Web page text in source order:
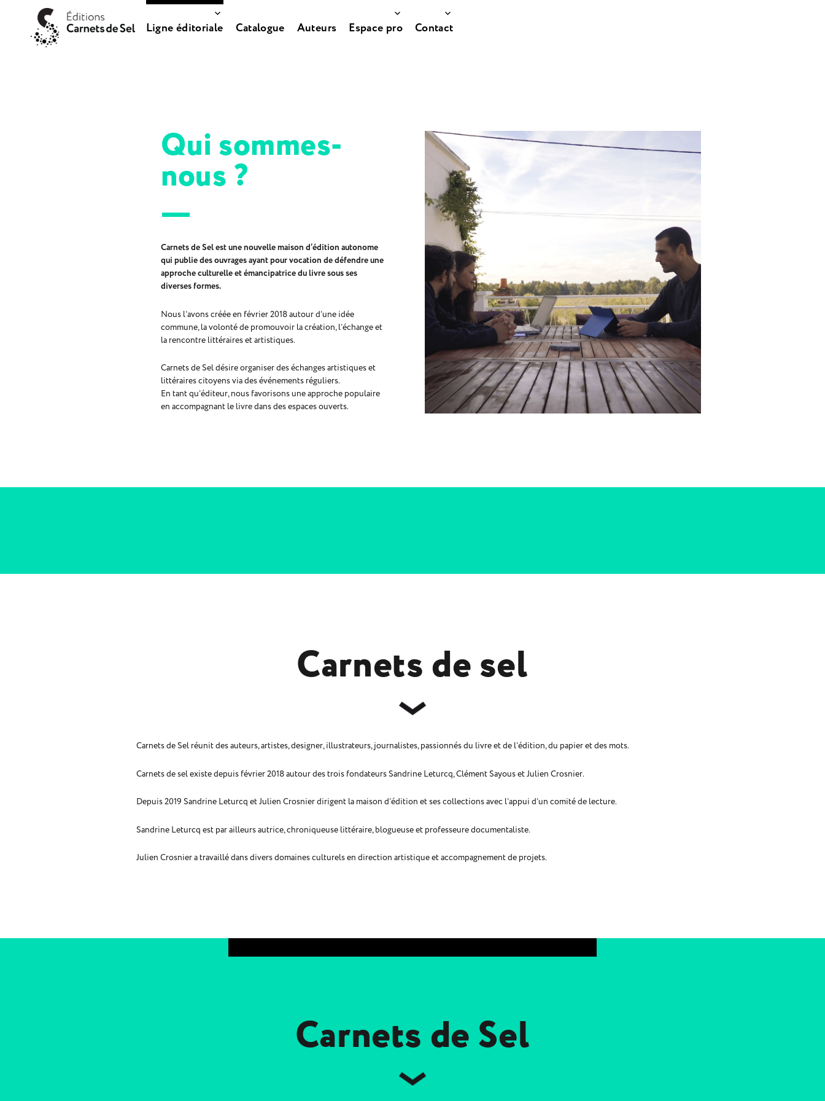
Ligne éditoriale Catalogue Auteurs Espace pro Contact
Qui sommes-
nous ?
Carnets de Sel est une nouvelle maison d’édition autonome
qui publie des ouvrages ayant pour vocation de défendre une
approche culturelle et émancipatrice du livre sous ses
diverses formes.
Nous l’avons créée en février 2018 autour d’une idée
commune, la volonté de promouvoir la création, l’échange et
la rencontre littéraires et artistiques.
Carnets de Sel désire organiser des échanges artistiques et
littéraires citoyens via des événements réguliers.
En tant qu’éditeur, nous favorisons une approche populaire
en accompagnant le livre dans des espaces ouverts.
Carnets de sel
Carnets de Sel réunit des auteurs, artistes, designer, illustrateurs, journalistes, passionnés du livre et de l’édition, du papier et des mots.
Carnets de sel existe depuis février 2018 autour des trois fondateurs Sandrine Leturcq, Clément Sayous et Julien Crosnier.
Depuis 2019 Sandrine Leturcq et Julien Crosnier dirigent la maison d’édition et ses collections avec l’appui d’un comité de lecture.
Sandrine Leturcq est par ailleurs autrice, chroniqueuse littéraire, blogueuse et professeure documentaliste.
Julien Crosnier a travaillé dans divers domaines culturels en direction artistique et accompagnement de projets.
Carnets de Sel